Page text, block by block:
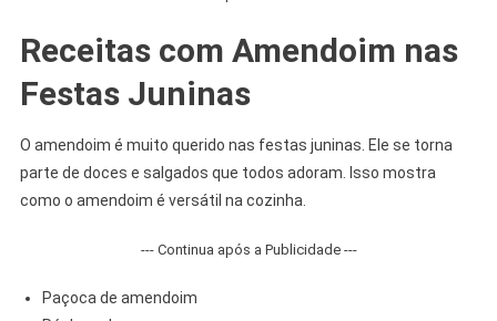
Receitas com Amendoim nas
Festas Juninas
O amendoim é muito querido nas festas juninas. Ele se torna
parte de doces e salgados que todos adoram. Isso mostra
como o amendoim é versátil na cozinha.
--- Continua após a Publicidade ---
Paçoca de amendoim